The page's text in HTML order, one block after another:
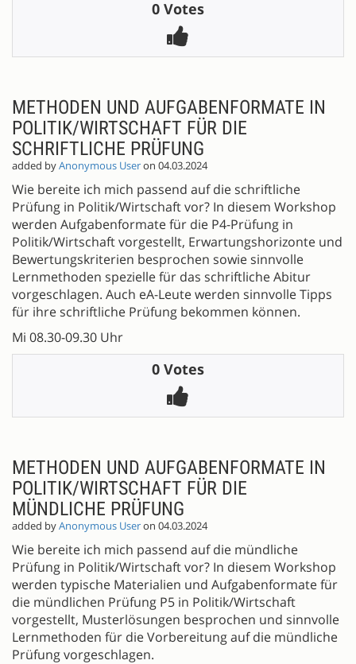
0 Votes
METHODEN UND AUFGABENFORMATE IN
POLITIK/WIRTSCHAFT FÜR DIE
SCHRIFTLICHE PRÜFUNG
added byAnonymous Useron 04.03.2024
Wie bereite ich mich passend auf die schriftliche
Prüfung in Politik/Wirtschaft vor? In diesem Workshop
werden Aufgabenformate für die P4-Prüfung in
Politik/Wirtschaft vorgestellt, Erwartungshorizonte und
Bewertungskriterien besprochen sowie sinnvolle
Lernmethoden spezielle für das schriftliche Abitur
vorgeschlagen. Auch eA-Leute werden sinnvolle Tipps
für ihre schriftliche Prüfung bekommen können.
Mi 08.30-09.30 Uhr
0 Votes
METHODEN UND AUFGABENFORMATE IN
POLITIK/WIRTSCHAFT FÜR DIE
MÜNDLICHE PRÜFUNG
added byAnonymous Useron 04.03.2024
Wie bereite ich mich passend auf die mündliche
Prüfung in Politik/Wirtschaft vor? In diesem Workshop
werden typische Materialien und Aufgabenformate für
die mündlichen Prüfung P5 in Politik/Wirtschaft
vorgestellt, Musterlösungen besprochen und sinnvolle
Lernmethoden für die Vorbereitung auf die mündliche
Prüfung vorgeschlagen.